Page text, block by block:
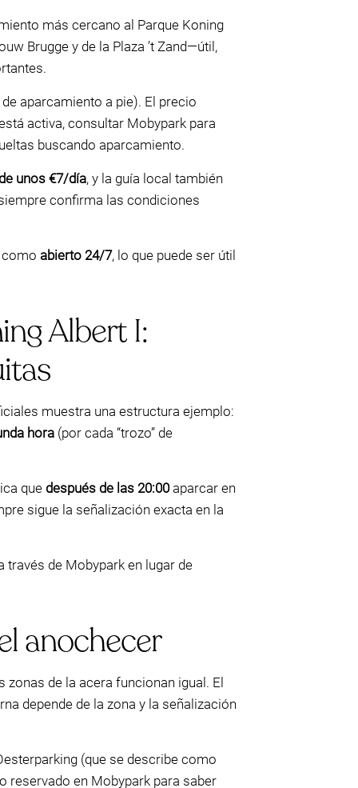
más cercano al Parque Koning
Brugge y de la Plaza ’t Zand—útil,
aparcamiento a pie). El precio
activa, consultar Mobypark para
buscando aparcamiento.
unos €7/día, y la guía local también
confirma las condiciones
abierto 24/7, lo que puede ser útil
Albert I:
muestra una estructura ejemplo:
hora (por cada “trozo” de
que después de las 20:00aparcar en
sigue la señalización exacta en la
través de Mobypark en lugar de
anochecer
de la acera funcionan igual. El
depende de la zona y la señalización
(que se describe como
reservado en Mobypark para saber